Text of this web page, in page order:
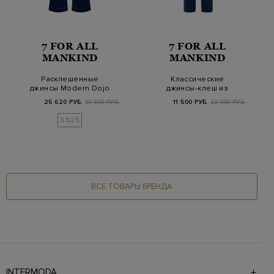
7 FOR ALL
MANKIND
Расклешенные
джинсы Modern Dojo
нашивкой
25 620 РУБ. 36 600 РУБ.
SS25
7 FOR ALL
MANKIND
Классические
джинсы-клеш из
11 500 РУБ. 23 000 РУБ.
ВСЕ ТОВАРЫ БРЕНДА